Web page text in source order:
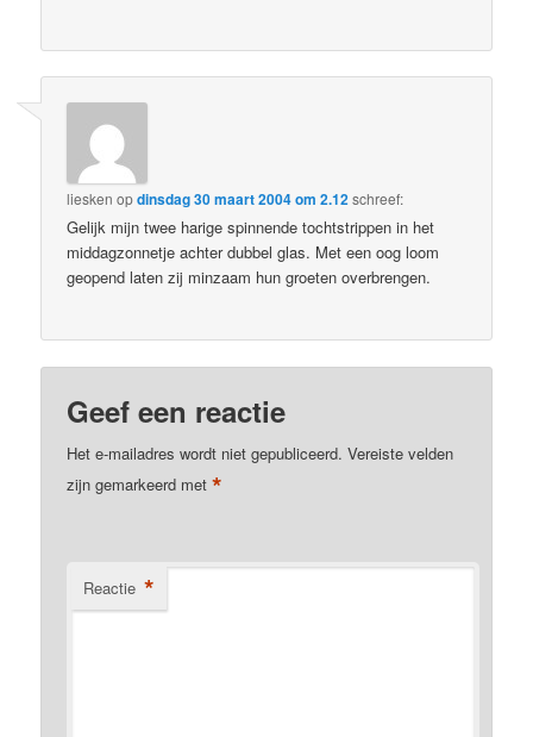
liesken opdinsdag 30 maart 2004 om 2.12schreef:
Gelijk mijn twee harige spinnende tochtstrippen in het
middagzonnetje achter dubbel glas. Met een oog loom
geopend laten zij minzaam hun groeten overbrengen.
Geef een reactie
Het e-mailadres wordt niet gepubliceerd. Vereiste velden
zijn gemarkeerd met*
Reactie *